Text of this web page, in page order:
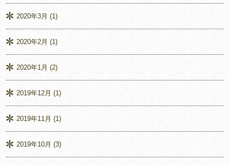
2020年3月 (1)
2020年2月 (1)
2020年1月 (2)
2019年12月 (1)
2019年11月 (1)
2019年10月 (3)